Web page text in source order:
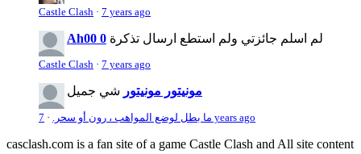
Castle Clash · 7 years ago
Ah00 0 لم اسلم جائزتي ولم استطع ارسال تذكرة
Castle Clash · 7 years ago
مونيتور مونيتور شي جميل
ما بطل لوضع المواهب ، رون أو سحر. · 7 years ago
casclash.com is a fan site of a game Castle Clash and All site content